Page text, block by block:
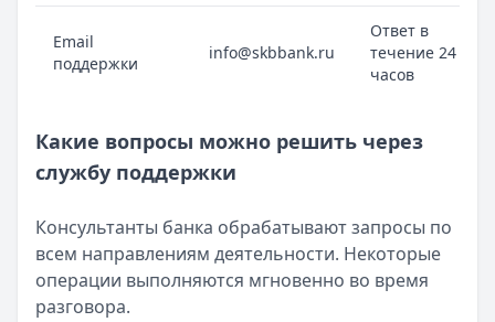
Email
поддержки
info@skbbank.ru
Ответ в
течение 24
часов
Какие вопросы можно решить через
службу поддержки
Консультанты банка обрабатывают запросы по
всем направлениям деятельности. Некоторые
операции выполняются мгновенно во время
разговора.